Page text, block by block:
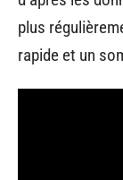
plus
rapide et un